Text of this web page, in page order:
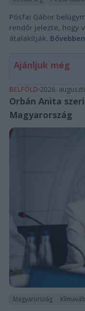
Pósfai Gábor
rendőr jelezte, hogy
átalakítják.
Ajánljuk még
BELFÖLD 2026.
Orbán Anita
Magyarország
Magyarország